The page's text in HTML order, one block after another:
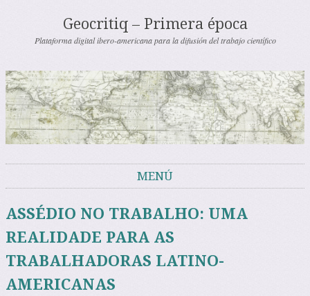
Geocritiq – Primera época
Plataforma digital ibero-americana para la difusión del trabajo científico
MENÚ
ASSÉDIO NO TRABALHO: UMA
REALIDADE PARA AS
TRABALHADORAS LATINO-
AMERICANAS